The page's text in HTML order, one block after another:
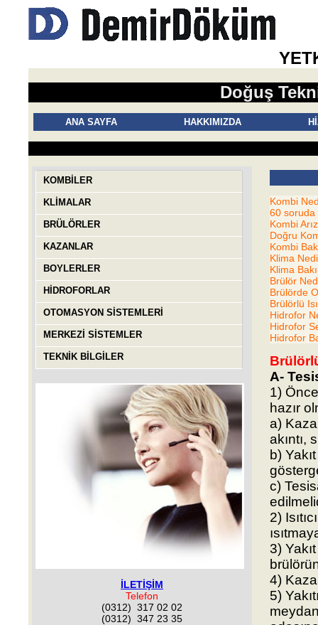
Doğuş
ANA SAYFA HAKKIMIZDA
KOMBİLER
KLİMALAR
BRÜLÖRLER
KAZANLAR
BOYLERLER
HİDROFORLAR
OTOMASYON SİSTEMLERİ
MERKEZİ SİSTEMLER
TEKNİK BİLGİLER
İLETİŞİM
Telefon
(0312) 317 02 02
(0312) 347 23 35
Kombi
60 soruda
Kombi
Doğru
Kombi
Klima
Klima
Brülör
Brülörde
Brülörlü
Hidrofor
Hidrofor
Hidrofor
A-
1)
hazır
a)
akıntı,
b)
c)
2)
3)
4)
5)